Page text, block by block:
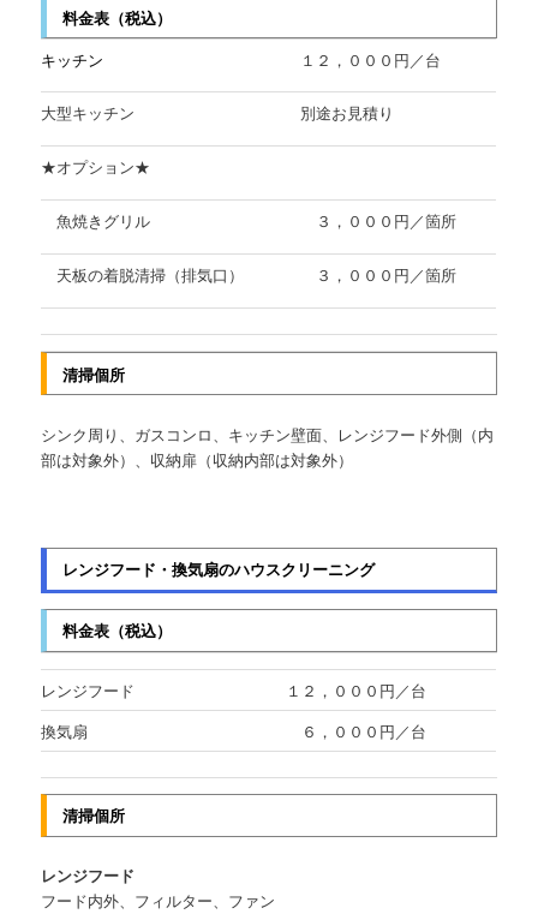
料金表（税込）
キッチン
１２，０００円／台
大型キッチン 別途お見積り
★オプション★
魚焼きグリル ３，０００円／箇所
天板の着脱清掃（排気口） ３，０００円／箇所
清掃個所
シンク周り、ガスコンロ、キッチン壁面、レンジフード外側（内
部は対象外）、収納扉（収納内部は対象外）
レンジフード・換気扇のハウスクリーニング
料金表（税込）
レンジフード
１２，０００円／台
換気扇
６，０００円／台
清掃個所
レンジフード
フード内外、フィルター、ファン